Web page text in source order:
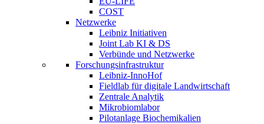
COST
Netzwerke
Leibniz Initiativen
Joint Lab KI & DS
Verbünde und Netzwerke
Forschungsinfrastruktur
Leibniz-InnoHof
Fieldlab für digitale Landwirtschaft
Zentrale Analytik
Mikrobiomlabor
Pilotanlage Biochemikalien